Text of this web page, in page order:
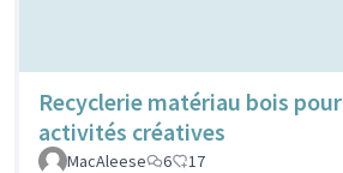
Recyclerie matériau bois pour
activités créatives
MacAleese 6 17